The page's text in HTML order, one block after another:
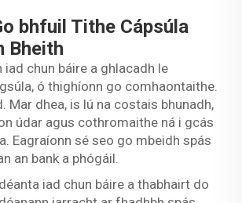
bhfuil Tithe Cápsúla
Bheith
chun báire a ghlacadh le
ó thighíonn go comhaontaithe.
Mar dhea, is lú na costais bhunadh,
údar agus cothromaithe ná i gcás
Eagraíonn sé seo go mbeidh spás
an bank a phógáil.
iad chun báire a thabhairt do